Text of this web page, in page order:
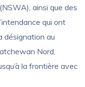
ainsi que des
qui ont
désignation au
Nord,
la frontière avec